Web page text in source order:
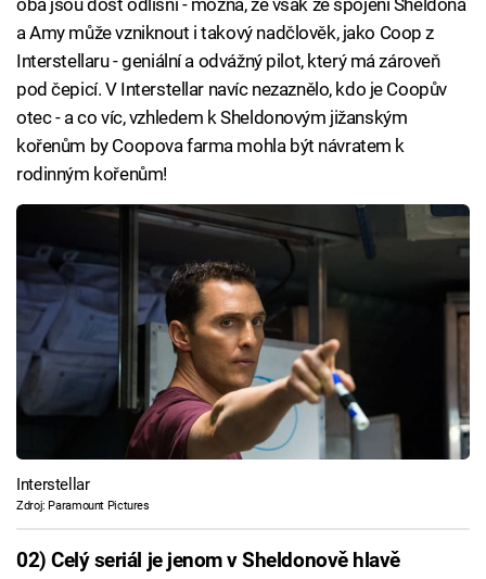
oba jsou dost odlišní - možná, že však ze spojení Sheldona
a Amy může vzniknout i takový nadčlověk, jako Coop z
Interstellaru - geniální a odvážný pilot, který má zároveň
pod čepicí. V Interstellar navíc nezaznělo, kdo je Coopův
otec - a co víc, vzhledem k Sheldonovým jižanským
kořenům by Coopova farma mohla být návratem k
rodinným kořenům!
Interstellar
Zdroj: Paramount Pictures
02) Celý seriál je jenom v Sheldonově hlavě